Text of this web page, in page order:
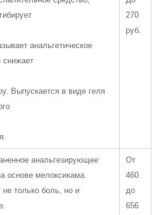
анальгетическое
снижает
Выпускается в виде геля
270
руб.
анальгезирующее
основе мелоксикама.
только боль, но и
От
460
до
656